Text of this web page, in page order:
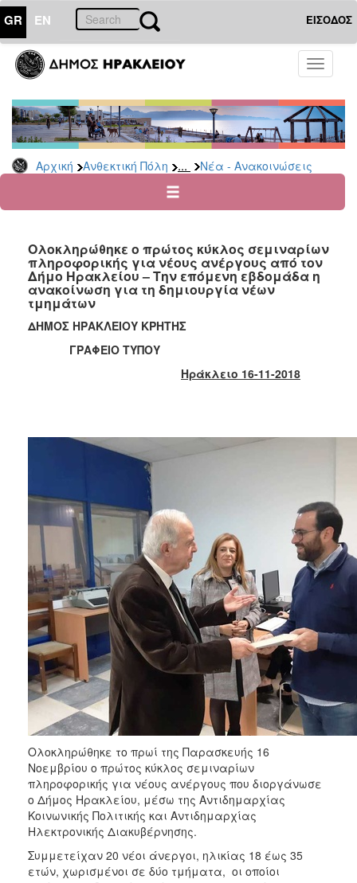
GR EN ΕΙΣΟΔΟΣ
Toggle
Αρχική Ανθεκτική Πόλη ... Νέα - Ανακοινώσεις
ΑΝΘΕΚΤΙΚΗ
ΠΟΛΗ
Κοινωνική
Πολιτική
Νέα
Ανακοινώσεις
για
Οικονομική
Αδυναμία
&
Φυσικές
Καταστροφές
Κέντρα
Δημιουργικής
Απασχόλησης
Κέντρα
Ημερήσιας
Φροντίδας
Ηλικιωμένων
(Κ.Η.Φ.Η.)
Κ.Δ.Α.Π.Α.μεΑ.
Αδειοδότηση
&
Έλεγχος
Βρεφονηπιακών
Σταθμών
Δημοτικό
Ιατρείο
Ξενώνας
Φιλοξενίας
Γυναικών
Κέντρο
Κοινότητας
Φαρμακείο
Ολοκληρώθηκε ο πρώτος κύκλος σεμιναρίων
πληροφορικής για νέους ανέργους από τον
Δήμο Ηρακλείου – Την επόμενη εβδομάδα η
ανακοίνωση για τη δημιουργία νέων
τμημάτων
ΔΗΜΟΣ ΗΡΑΚΛΕΙΟΥ ΚΡΗΤΗΣ
ΓΡΑΦΕΙΟ ΤΥΠΟΥ
Ηράκλειο 16-11-2018
Ολοκληρώθηκε το πρωί της Παρασκευής 16
Νοεμβρίου ο πρώτος κύκλος σεμιναρίων
πληροφορικής για νέους ανέργους που διοργάνωσε
ο Δήμος Ηρακλείου, μέσω της Αντιδημαρχίας
Κοινωνικής Πολιτικής και Αντιδημαρχίας
Ηλεκτρονικής Διακυβέρνησης.
Συμμετείχαν 20 νέοι άνεργοι, ηλικίας 18 έως 35
ετών, χωρισμένοι σε δύο τμήματα, οι οποίοι